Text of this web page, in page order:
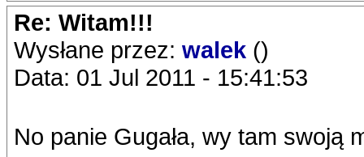
Re: Witam!!!
Wysłane przez: walek ()
Data: 01 Jul 2011 - 15:41:53
No panie Gugała, wy tam swoją